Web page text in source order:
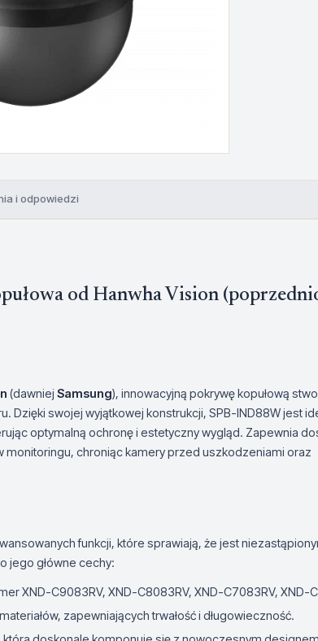
i odpowiedzi
od Hanwha Vision
(dawniej Samsung), innowacyjną pokrywę kopułową
Dzięki swojej wyjątkowej konstrukcji, SPB-IND88W jest
optymalną ochronę i estetyczny wygląd. Zapewnia
chroniąc kamery przed uszkodzeniami oraz
funkcji, które sprawiają, że jest
jego główne cechy:
XND-C9083RV, XND-C8083RV, XND-C7083RV, XND-
zapewniających trwałość i długowieczność.